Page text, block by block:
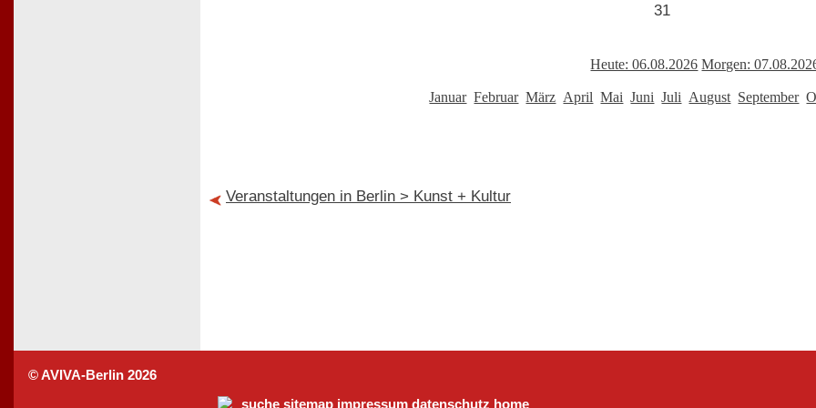
31
Heute: 06.08.2026 Morgen:
Januar Februar März April Mai Juni Juli August September
Veranstaltungen in Berlin > Kunst + Kultur
© AVIVA-Berlin 2026
suche sitemap impressum datenschutz home